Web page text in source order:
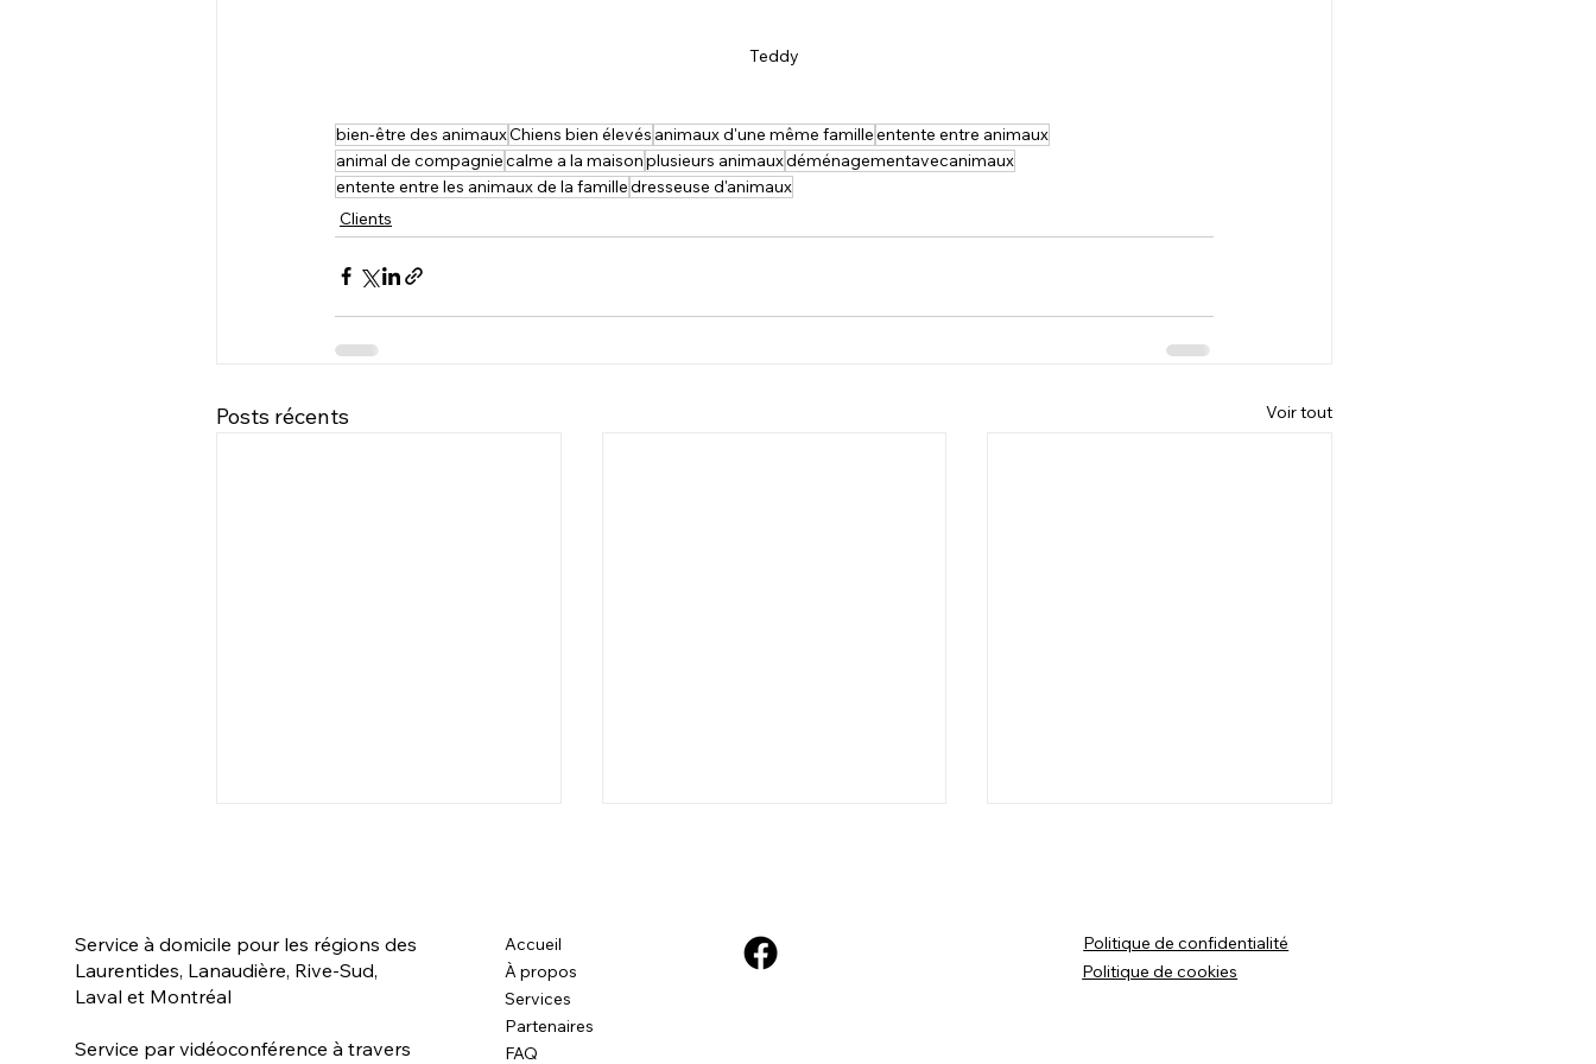
Teddy
bien-être des animauxChiens bien élevés animaux d'une même familleentente entre animaux
animal de compagniecalme a la maisonplusieurs animauxdéménagementavecanimaux
entente entre les animaux de la familledresseuse d'animaux
Clients
Posts récents Voir tout
Jack & Téa - Entente entre
Service à domicile pour les régions des
Laurentides, Lanaudière, Rive-Sud,
Laval et Montréal
Service par vidéoconférence à travers
Accueil
À propos
Services
Partenaires
FAQ
Politique de cookies
Politique de confidentialité